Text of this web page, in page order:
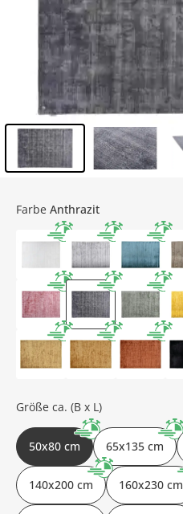
Farbe Anthrazit
Größe ca. (B x L)
50x80 cm 65x135 cm
140x200 cm 160x230 cm